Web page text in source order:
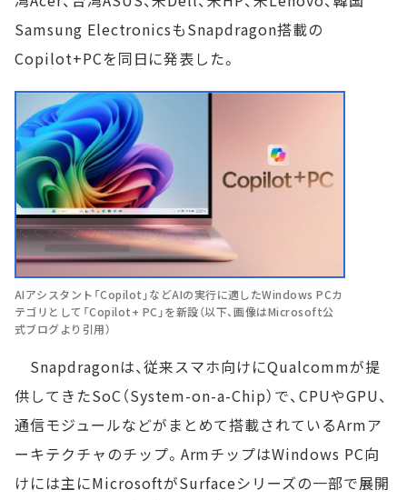
Samsung ElectronicsもSnapdragon搭載の
Copilot+PCを同日に発表した。
AIアシスタント「Copilot」などAIの実行に適したWindows PCカ
テゴリとして「Copilot+ PC」を新設（以下、画像はMicrosoft公
式ブログより引用）
Snapdragonは、従来スマホ向けにQualcommが提
供してきたSoC（System-on-a-Chip）で、CPUやGPU、
通信モジュールなどがまとめて搭載されているArmア
ーキテクチャのチップ。ArmチップはWindows PC向
けには主にMicrosoftがSurfaceシリーズの一部で展開